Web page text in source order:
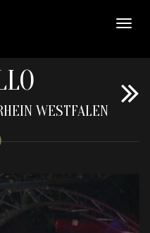
WESTFALEN